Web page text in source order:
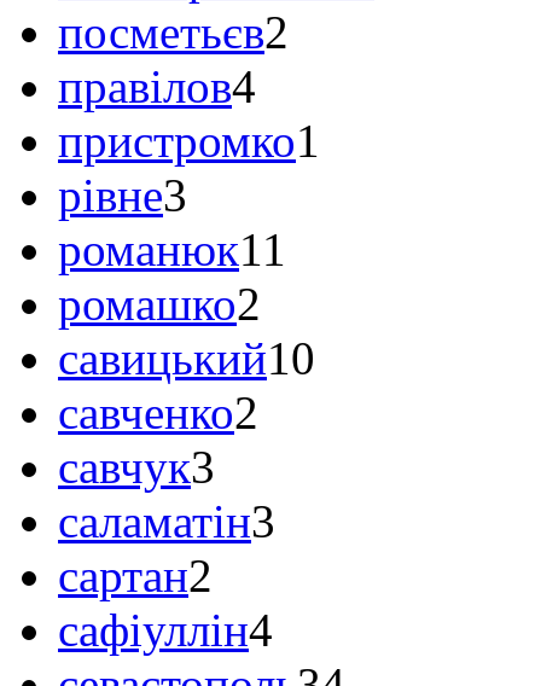
посметьєв2
правілов4
пристромко1
рівне3
романюк11
ромашко2
савицький10
савченко2
савчук3
саламатін3
сартан2
сафіуллін4